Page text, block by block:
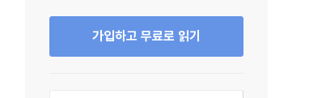
가입하고 무료로 읽기